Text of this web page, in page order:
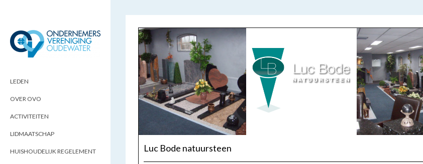
LEDEN
OVER OVO
ACTIVITEITEN
LIDMAATSCHAP
HUISHOUDELIJK REGELEMENT Luc Bode natuursteen